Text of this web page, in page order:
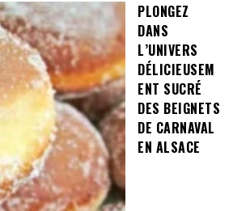
PLONGEZ
DANS
L’UNIVERS
DÉLICIEUSEM
ENT SUCRÉ
DES BEIGNETS
DE CARNAVAL
EN ALSACE